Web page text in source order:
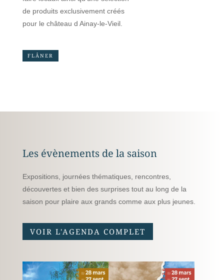
de produits exclusivement créés
pour le château d Ainay-le-Vieil.
FLÂNER
Les évènements de la saison
Expositions, journées thématiques, rencontres,
découvertes et bien des surprises tout au long de la
saison pour plaire aux grands comme aux plus jeunes.
VOIR L'AGENDA COMPLET